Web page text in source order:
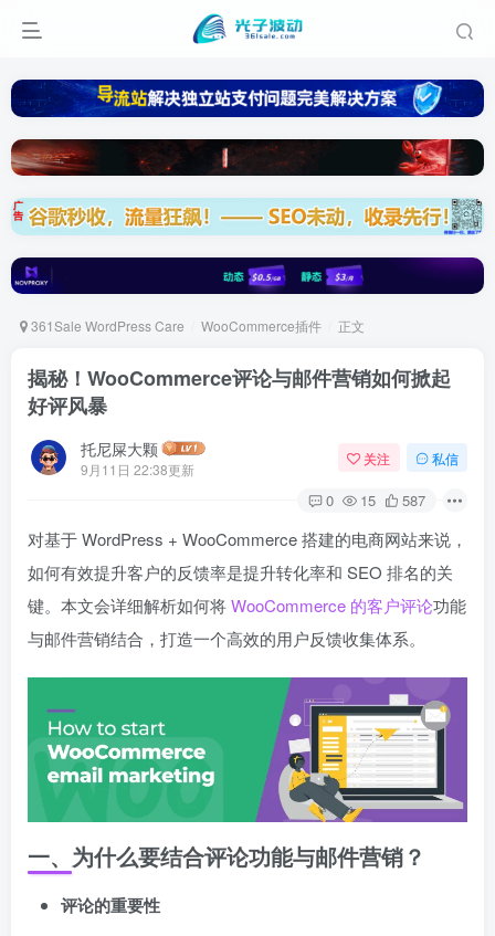
361Sale WordPress Care WooCommerce插件 正文
揭秘！WooCommerce评论与邮件营销如何掀起
好评风暴
托尼屎大颗
9月11日 22:38更新
关注 私信
0 15 587
对基于 WordPress + WooCommerce 搭建的电商网站来说，
如何有效提升客户的反馈率是提升转化率和 SEO 排名的关
键。本文会详细解析如何将WooCommerce 的客户评论功能
与邮件营销结合，打造一个高效的用户反馈收集体系。
一、为什么要结合评论功能与邮件营销？
评论的重要性